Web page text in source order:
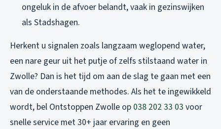
ongeluk in de afvoer belandt, vaak in gezinswijken
als Stadshagen.
Herkent u signalen zoals langzaam weglopend water,
een nare geur uit het putje of zelfs stilstaand water in
Zwolle? Dan is het tijd om aan de slag te gaan met een
van de onderstaande methodes. Als het te ingewikkeld
wordt, bel Ontstoppen Zwolle op 038 202 33 03 voor
snelle service met 30+ jaar ervaring en geen